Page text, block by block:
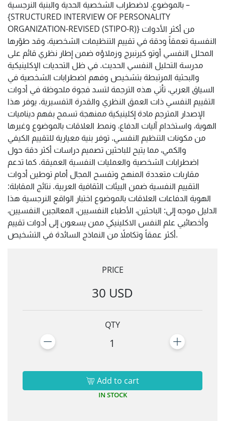
بالموضوع، لاضطراب الشخصية الحدية والبنية النرجسية –
{STRUCTURED INTERVIEW OF PERSONALITY
ORGANIZATION-REVISED (STIPO-R)} من أكثر الأدوات
النفسية تعمقاً ودقة في تقييم التنظيمات الشخصية، وقد طوّرها
المحلل النفسي أوتو كيرنبرج وزملاؤه ضمن إطار نظري قائم على
مدرسة التحليل النفسي الحديث. في ظل التحديات الإكلينيكية
والبحثية المرتبطة بتشخيص وفهم اضطرابات الشخصية في
السياق العربي، تأتي هذه الترجمة لتسد فجوة ملحوظة في أدوات
التقييم النفسي ذات العمق النظري والقدرة التفسيرية. يوفر هذا
الإصدار المترجم مادة إكلينيكية ممنهجة تسمح بفهم ديناميات
الهوية، واستخدام آليات الدفاع، ونمط العلاقات بالموضوع وغيرها
من مكونات التنظيم النفسي. توفر بنية معيارية للتقييم الكيفي
والكمي، مما يتيح للباحثين تصميم دراسات أكثر دقة حول
اضطرابات الشخصية والعمليات النفسية العميقة. كما تدعم
مقاربات متعددة المنهج وتفسح المجال أمام توطين أدوات
التقييم النفسية ضمن البيئات الثقافية العربية. نتائج المقابلة:
الهوية الدفاعات العلاقات بالموضوع اختبار الواقع النرجسية هذا
الدليل موجه إلى: الباحثين، الأطباء النفسيين، المعالجين النفسيين،
وأخصائيي علم النفس الاكلينيكي ممن يسعون إلى أدوات تقييم
أكثر عمقاً وتكاملاً من النماذج السائدة في التشخيص.
PRICE
30 USD
QTY
1
Add to cart
IN STOCK